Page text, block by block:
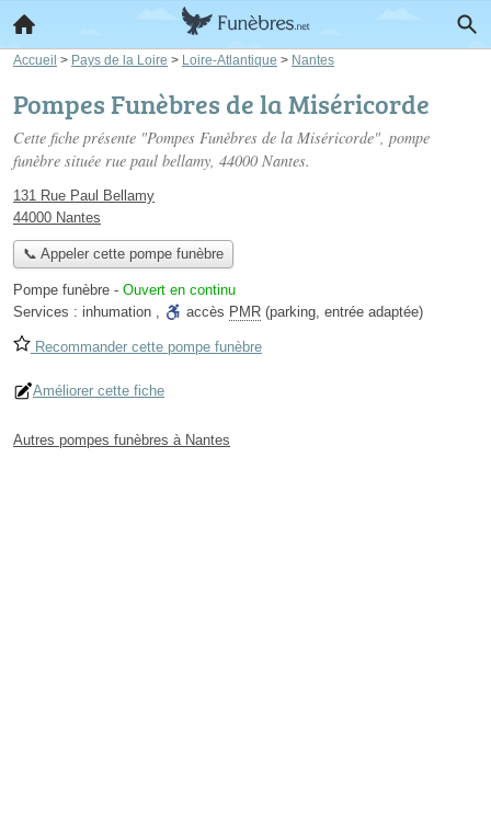
Accueil > Pays de la Loire > Loire-Atlantique > Nantes
Pompes Funèbres de la Miséricorde
Cette fiche présente "Pompes Funèbres de la Miséricorde", pompe
funèbre située rue paul bellamy, 44000 Nantes.
131 Rue Paul Bellamy
44000 Nantes
📞 Appeler cette pompe funèbre
Pompe funèbre - Ouvert en continu
Services : inhumation , accès PMR (parking, entrée adaptée)
Recommander cette pompe funèbre
Améliorer cette fiche
Autres pompes funèbres à Nantes